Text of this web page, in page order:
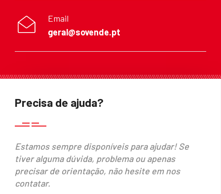
Email
geral@sovende.pt
Precisa de ajuda?
Estamos sempre disponíveis para ajudar! Se
tiver alguma dúvida, problema ou apenas
precisar de orientação, não hesite em nos
contatar.